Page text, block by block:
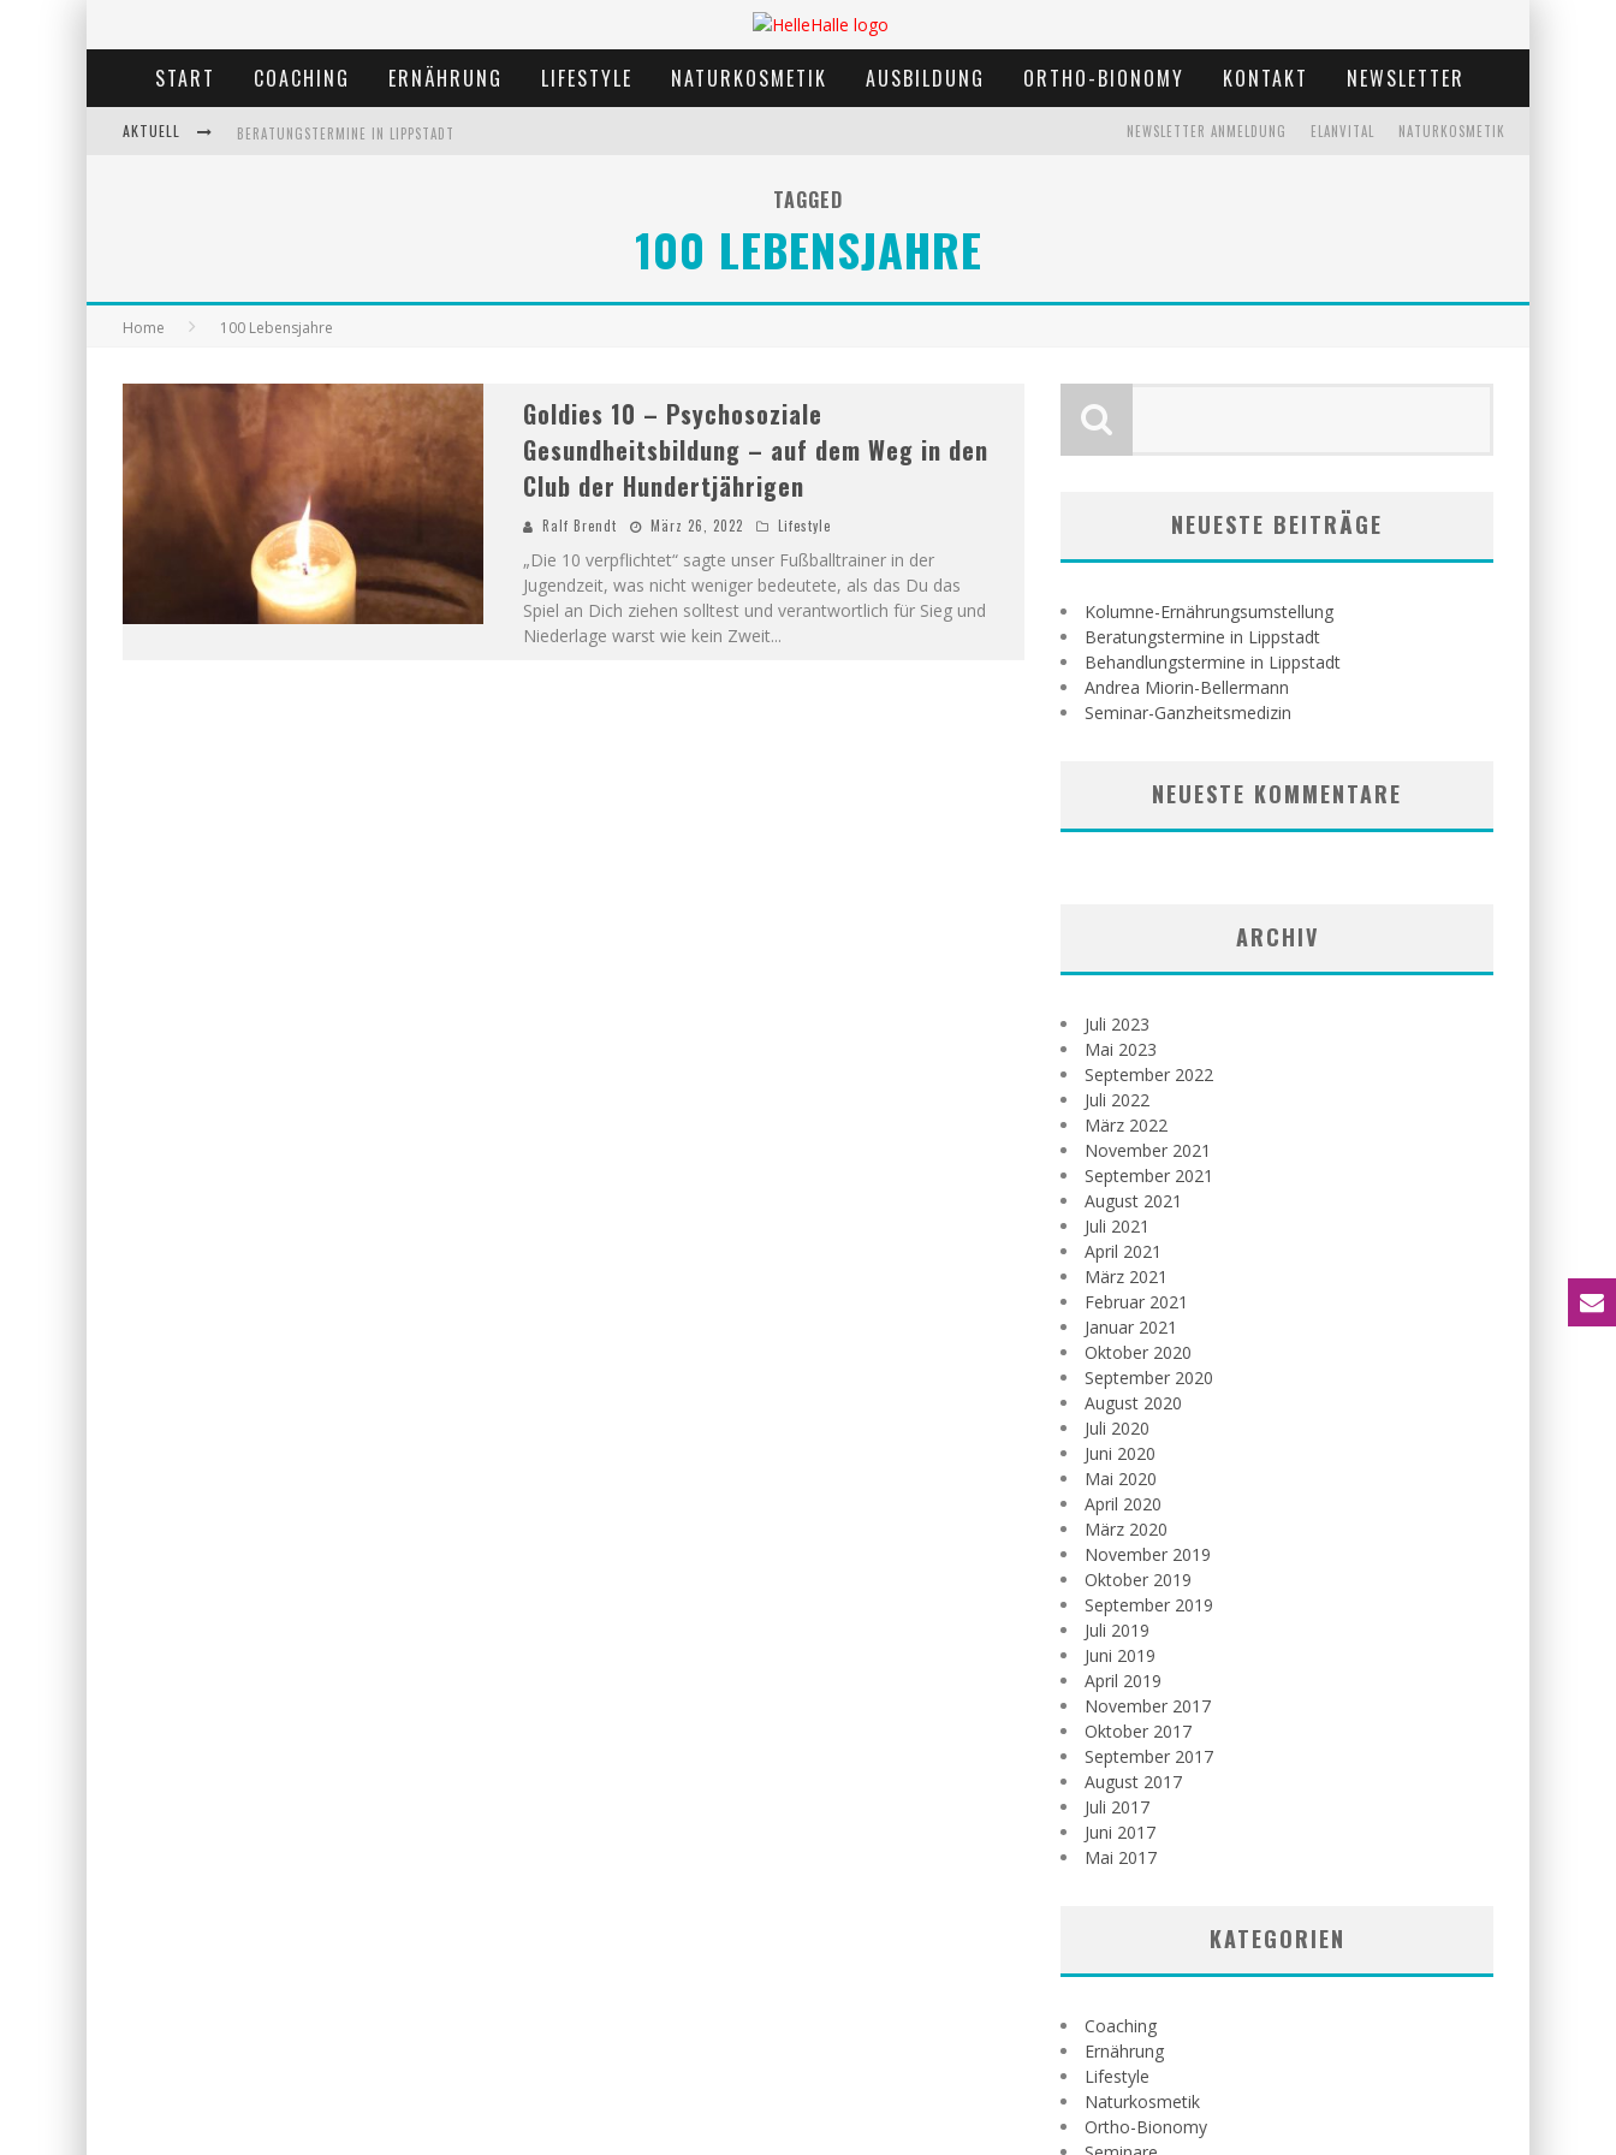
START COACHING ERNÄHRUNG LIFESTYLE NATURKOSMETIK AUSBILDUNG ORTHO-BIONOMY KONTAKT NEWSLETTER
AKTUELL BERATUNGSTERMINE IN LIPPSTADT NATURKOSMETIK
ELANVITAL
NEWSLETTER ANMELDUNG
TAGGED
100 LEBENSJAHRE
Home 100 Lebensjahre
Goldies 10 – Psychosoziale
Gesundheitsbildung – auf dem Weg in den
Club der Hundertjährigen
Ralf Brendt März 26, 2022 Lifestyle
„Die 10 verpflichtet“ sagte unser Fußballtrainer in der
Jugendzeit, was nicht weniger bedeutete, als das Du das
Spiel an Dich ziehen solltest und verantwortlich für Sieg und
Niederlage warst wie kein Zweit...
NEUESTE BEITRÄGE
Kolumne-Ernährungsumstellung
Beratungstermine in Lippstadt
Behandlungstermine in Lippstadt
Andrea Miorin-Bellermann
Seminar-Ganzheitsmedizin
NEUESTE KOMMENTARE
ARCHIV
Juli 2023
Mai 2023
September 2022
Juli 2022
März 2022
November 2021
September 2021
August 2021
Juli 2021
April 2021
März 2021
Februar 2021
Januar 2021
Oktober 2020
September 2020
August 2020
Juli 2020
Juni 2020
Mai 2020
April 2020
März 2020
November 2019
Oktober 2019
September 2019
Juli 2019
Juni 2019
April 2019
November 2017
Oktober 2017
September 2017
August 2017
Juli 2017
Juni 2017
Mai 2017
KATEGORIEN
Coaching
Ernährung
Lifestyle
Naturkosmetik
Ortho-Bionomy